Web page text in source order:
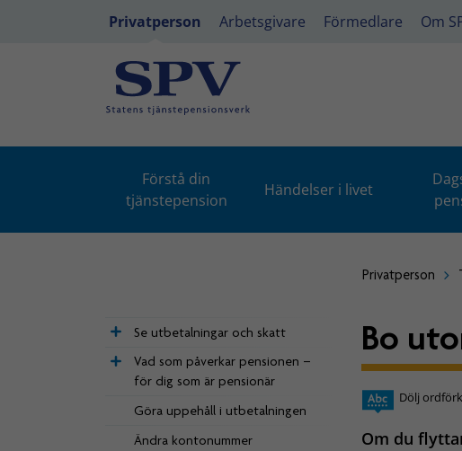
Privatperson Arbetsgivare Förmedlare Om
Förstå din
tjänstepension
Händelser i livet
Privatperson
Se utbetalningar och skatt
Vad som påverkar pensionen –
för dig som är pensionär
Göra uppehåll i utbetalningen
Ändra kontonummer
Bo
Dölj
Om du